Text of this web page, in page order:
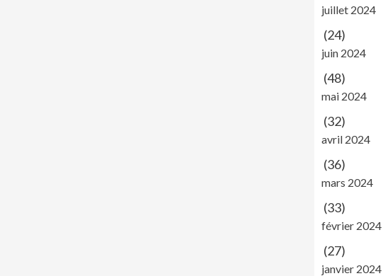
juillet 2024
(24)
juin 2024
(48)
mai 2024
(32)
avril 2024
(36)
mars 2024
(33)
février 2024
(27)
janvier 2024